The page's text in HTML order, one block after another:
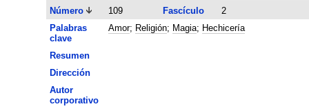
Número
109 Fascículo
2
Palabras
clave
Amor; Religión; Magia; Hechicería
Resumen
Dirección
Autor
corporativo